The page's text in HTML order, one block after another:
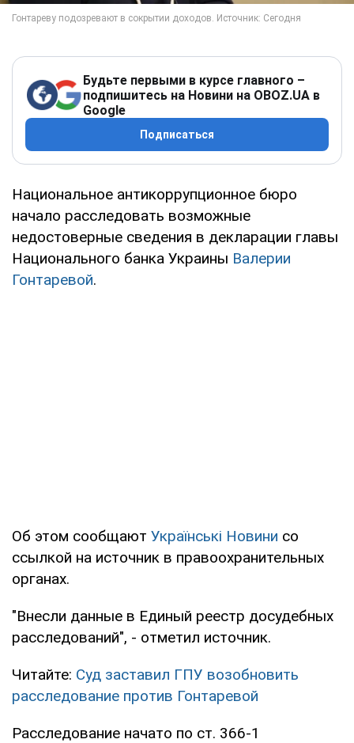
Будьте первыми в курсе главного –
подпишитесь на Новини на OBOZ.UA в
Google
Подписаться
Национальное антикоррупционное бюро
начало расследовать возможные
недостоверные сведения в декларации главы
Национального банка Украины Валерии
Гонтаревой.
Об этом сообщают Українські Новини со
ссылкой на источник в правоохранительных
органах.
"Внесли данные в Единый реестр досудебных
расследований", - отметил источник.
Читайте: Суд заставил ГПУ возобновить
расследование против Гонтаревой
Расследование начато по ст. 366-1